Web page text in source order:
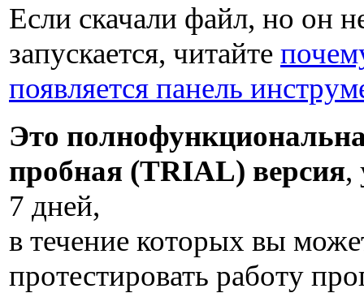
Если скачали файл, но он
запускается, читайте
появляется панель
Это
пробная (TRIAL) версия,
7 дней,
в течение которых вы
протестировать работу